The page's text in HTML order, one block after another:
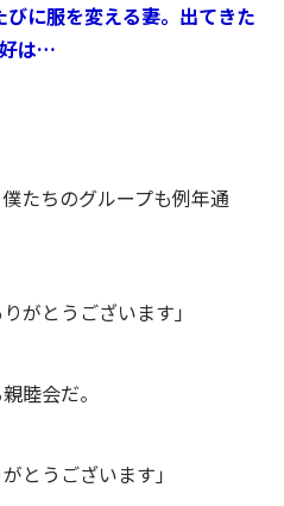
に服を変える妻。出てきた
は…
たちのグループも例年通
がとうございます」
睦会だ。
とうございます」